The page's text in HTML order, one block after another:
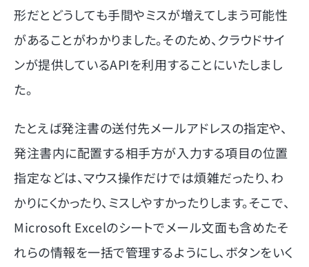
形だとどうしても手間やミスが増えてしまう可能性
があることがわかりました。そのため、クラウドサイ
ンが提供しているAPIを利用することにいたしまし
た。
たとえば発注書の送付先メールアドレスの指定や、
発注書内に配置する相手方が入力する項目の位置
指定などは、マウス操作だけでは煩雑だったり、わ
かりにくかったり、ミスしやすかったりします。そこで、
Microsoft Excelのシートでメール文面も含めたそ
れらの情報を一括で管理するようにし、ボタンをいく